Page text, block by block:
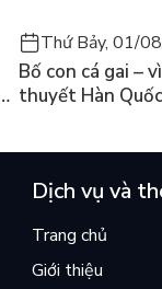
Thứ Bảy, 01/
Bố con cá gai –
thuyết Hàn
Dịch vụ và
Trang chủ
Giới thiệu